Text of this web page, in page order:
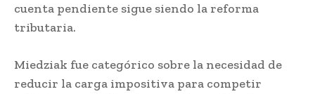
cuenta pendiente sigue siendo la reforma
tributaria.
Miedziak fue categórico sobre la necesidad de
reducir la carga impositiva para competir